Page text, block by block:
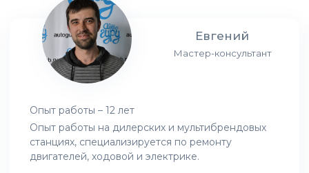
Евгений
Мастер-консультант
Опыт работы – 12 лет
Опыт работы на дилерских и мультибрендовых
станциях, специализируется по ремонту
двигателей, ходовой и электрике.